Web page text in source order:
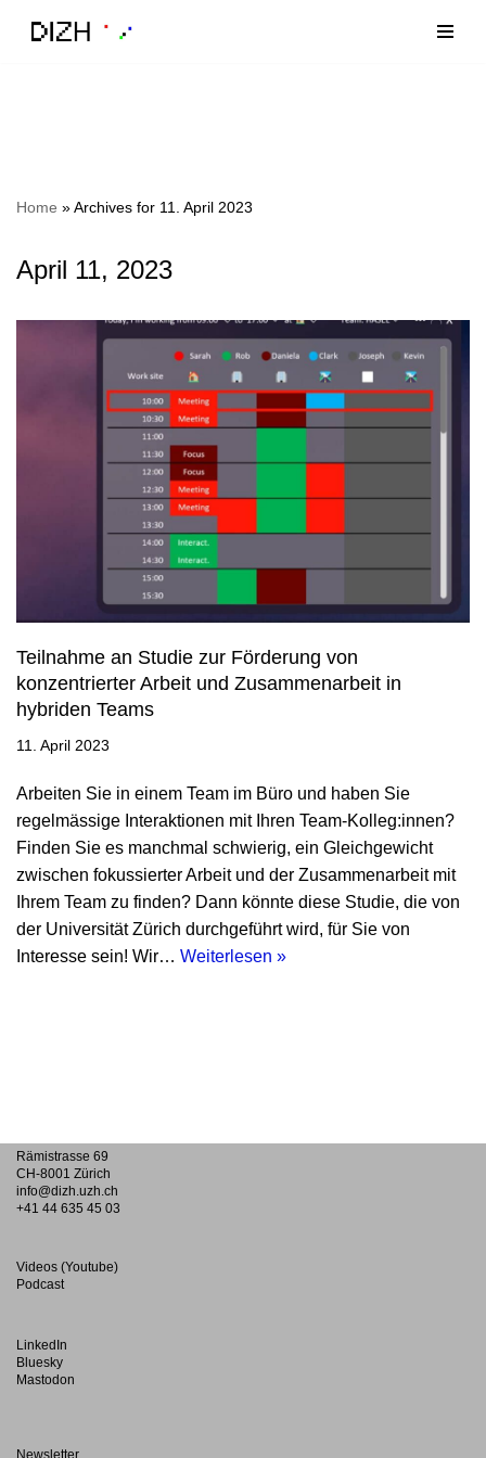
Home »Archives for 11. April 2023
April 11, 2023
Teilnahme an Studie zur Förderung von
konzentrierter Arbeit und Zusammenarbeit in
hybriden Teams
11. April 2023
Arbeiten Sie in einem Team im Büro und haben Sie
regelmässige Interaktionen mit Ihren Team-Kolleg:innen?
Finden Sie es manchmal schwierig, ein Gleichgewicht
zwischen fokussierter Arbeit und der Zusammenarbeit mit
Ihrem Team zu finden? Dann könnte diese Studie, die von
der Universität Zürich durchgeführt wird, für Sie von
Interesse sein! Wir… Weiterlesen »
Rämistrasse 69
CH-8001 Zürich
info@dizh.uzh.ch
+41 44 635 45 03
Videos (Youtube)
Podcast
LinkedIn
Bluesky
Mastodon
Newsletter